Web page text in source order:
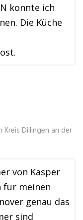
konnte ich
Die Küche
Dillingen an der
von Kasper
für meinen
genau das
sind